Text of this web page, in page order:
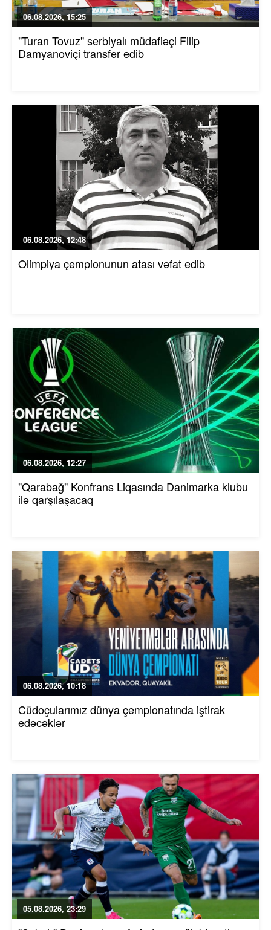
06.08.2026, 15:25
"Turan Tovuz" serbiyalı müdafiəçi Filip
Damyanoviçi transfer edib
06.08.2026, 12:48
Olimpiya çempionunun atası vəfat edib
06.08.2026, 12:27
"Qarabağ" Konfrans Liqasında Danimarka klubu
ilə qarşılaşacaq
06.08.2026, 10:18
Cüdoçularımız dünya çempionatında iştirak
edəcəklər
05.08.2026, 23:29